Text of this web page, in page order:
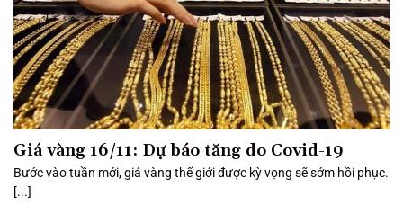
Giá vàng 16/11: Dự báo tăng do Covid-19
Bước vào tuần mới, giá vàng thế giới được kỳ vọng sẽ sớm hồi phục.
[...]